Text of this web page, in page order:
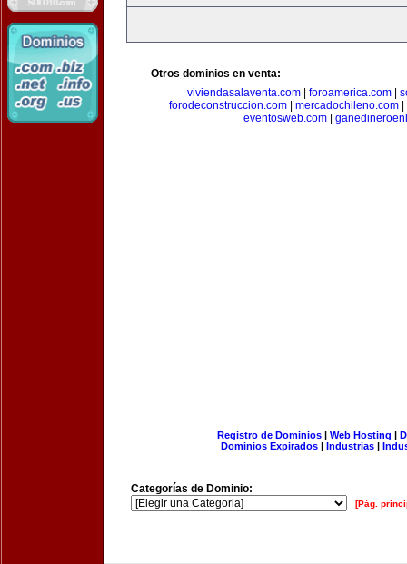
Otros dominios en venta:
viviendasalaventa.com| foroamerica.com|
forodeconstruccion.com
mercadochileno.com
eventosweb.com|
Registro de Dominios| Web Hosting |
Dominios Expirados | Industrias |
Categorías de Dominio:
[Pág.